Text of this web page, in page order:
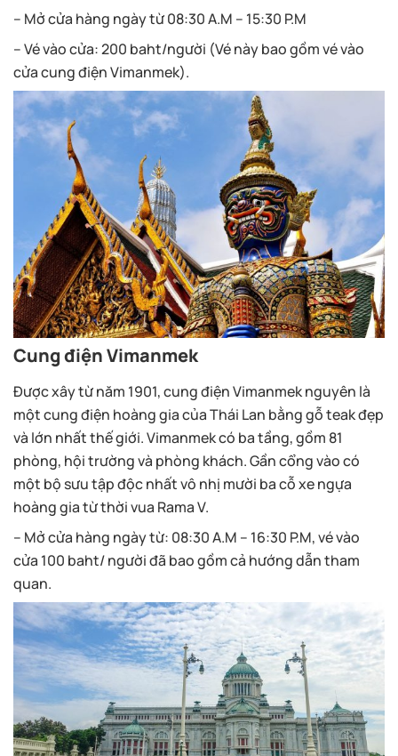
– Mở cửa hàng ngày từ 08:30 A.M – 15:30 P.M
– Vé vào cửa: 200 baht/người (Vé này bao gồm vé vào
cửa cung điện Vimanmek).
Cung điện Vimanmek
Được xây từ năm 1901, cung điện Vimanmek nguyên là
một cung điện hoàng gia của Thái Lan bằng gỗ teak đẹp
và lớn nhất thế giới. Vimanmek có ba tầng, gồm 81
phòng, hội trường và phòng khách. Gần cổng vào có
một bộ sưu tập độc nhất vô nhị mười ba cỗ xe ngựa
hoàng gia từ thời vua Rama V.
– Mở cửa hàng ngày từ: 08:30 A.M – 16:30 P.M, vé vào
cửa 100 baht/ người đã bao gồm cả hướng dẫn tham
quan.